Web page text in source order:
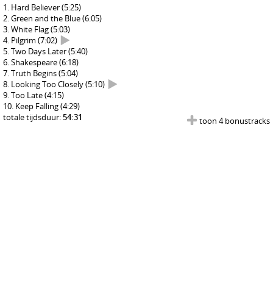
Hard Believer(5:25)
Green and the Blue(6:05)
White Flag(5:03)
Pilgrim (7:02)
Two Days Later(5:40)
Shakespeare(6:18)
Truth Begins(5:04)
Looking Too Closely(5:10)
Too Late(4:15)
Keep Falling(4:29)
toon 4 bonustracks
totale tijdsduur:54:31